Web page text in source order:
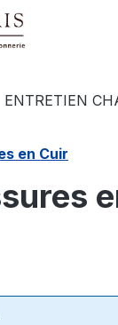
ENTRETIEN
en Cuir